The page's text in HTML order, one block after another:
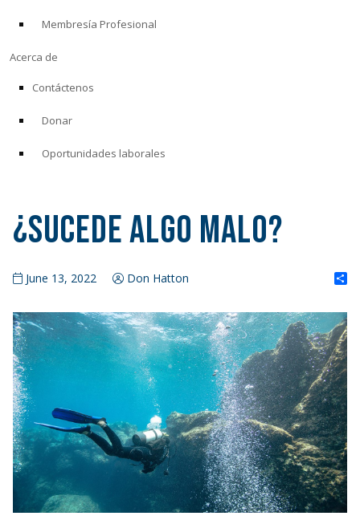
Membresía Profesional
Acerca de
Contáctenos
Donar
Oportunidades laborales
¿Sucede algo malo?
June 13, 2022 Don Hatton